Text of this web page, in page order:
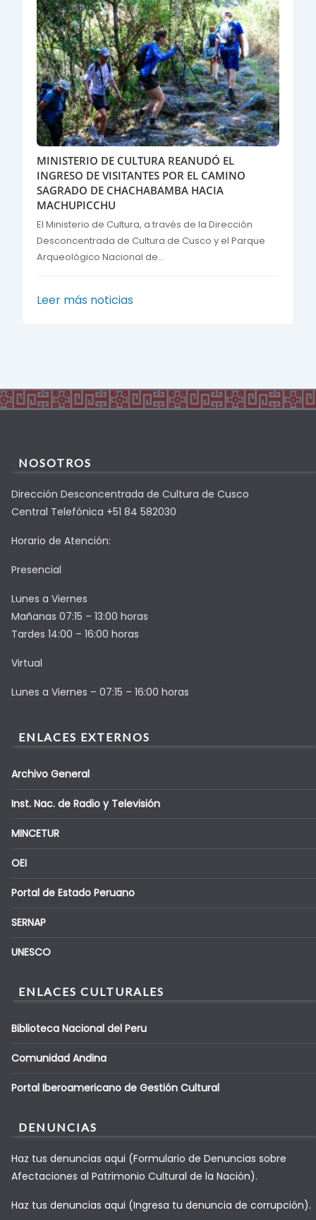
MINISTERIO DE CULTURA REANUDÓ EL
INGRESO DE VISITANTES POR EL CAMINO
SAGRADO DE CHACHABAMBA HACIA
MACHUPICCHU
El Ministerio de Cultura, a través de la Dirección
Desconcentrada de Cultura de Cusco y el Parque
Arqueológico Nacional de...
Leer más noticias
NOSOTROS
Dirección Desconcentrada de Cultura de Cusco
Central Telefónica +51 84 582030
Horario de Atención:
Presencial
Lunes a Viernes
Mañanas 07:15 – 13:00 horas
Tardes 14:00 – 16:00 horas
Virtual
Lunes a Viernes – 07:15 – 16:00 horas
ENLACES EXTERNOS
Archivo General
Inst. Nac. de Radio y Televisión
MINCETUR
OEI
Portal de Estado Peruano
SERNAP
UNESCO
ENLACES CULTURALES
Biblioteca Nacional del Peru
Comunidad Andina
Portal Iberoamericano de Gestión Cultural
DENUNCIAS
Haz tus denuncias aqui (Formulario de Denuncias sobre
Afectaciones al Patrimonio Cultural de la Nación).
Haz tus denuncias aqui (Ingresa tu denuncia de corrupción).